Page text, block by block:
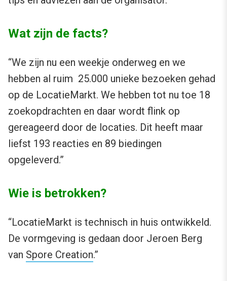
Wat zijn de facts?
“We zijn nu een weekje onderweg en we
hebben al ruim 25.000 unieke bezoeken gehad
op de LocatieMarkt. We hebben tot nu toe 18
zoekopdrachten en daar wordt flink op
gereageerd door de locaties. Dit heeft maar
liefst 193 reacties en 89 biedingen
opgeleverd.”
Wie is betrokken?
“LocatieMarkt is technisch in huis ontwikkeld.
De vormgeving is gedaan door Jeroen Berg
van Spore Creation.”